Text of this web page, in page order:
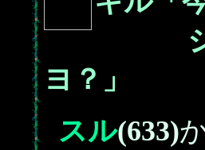
ジャ
ヨ？」
スル(633)